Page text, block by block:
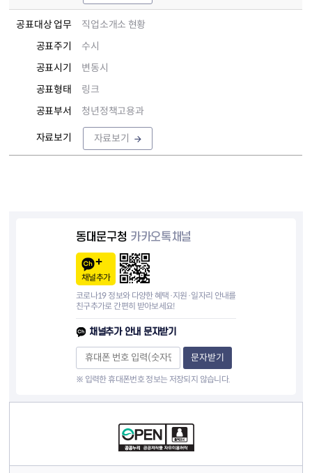
공표대상 업무
직업소개소 현황
공표주기
수시
공표시기
변동시
공표형태
링크
공표부서
청년정책고용과
자료보기 자료보기
동대문구청 카카오톡채널
채널추가
코로나19 정보와 다양한 혜택·지원·일자리 안내를
친구추가로 간편히 받아보세요!
채널추가 안내 문자받기
문자받기
※ 입력한 휴대폰번호 정보는 저장되지 않습니다.